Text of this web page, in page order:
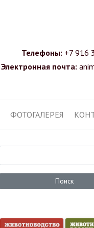
Телефоны: +7 916
Электронная почта:
ФОТОГАЛЕРЕЯ
Поиск